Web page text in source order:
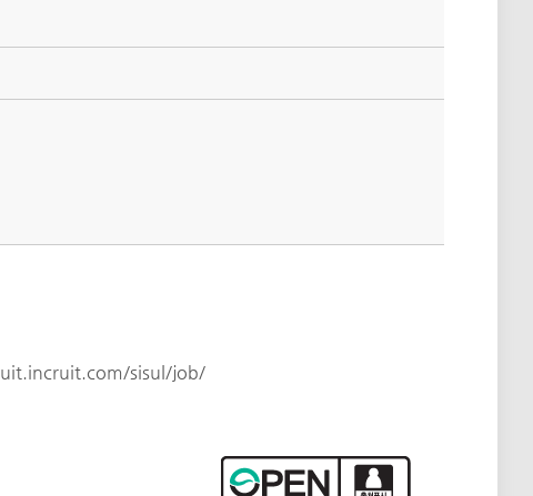
sisul/job/